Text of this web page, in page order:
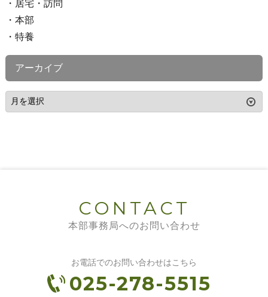
居宅・訪問
本部
特養
アーカイブ
CONTACT
本部事務局へのお問い合わせ
お電話でのお問い合わせはこちら
025-278-5515